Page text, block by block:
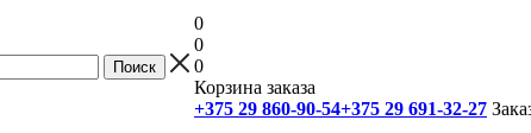
0
0
0
Корзина заказа
+375 29 860-90-54+375 29 691-32-27